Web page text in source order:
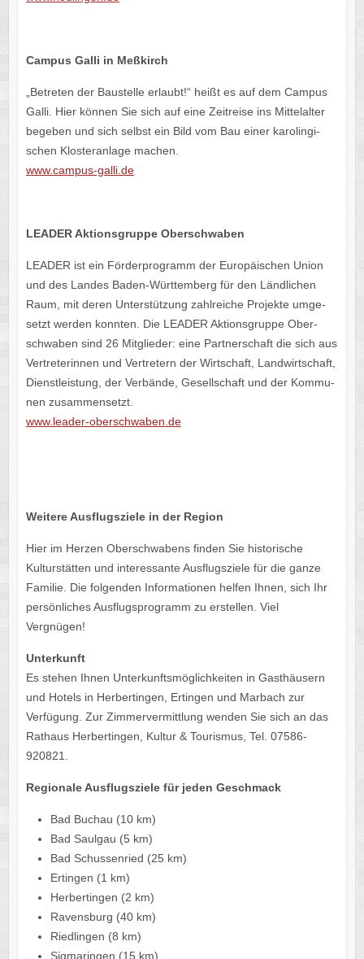
Campus Galli in Meßkirch
„Betre­ten der Baustelle erlaubt!“ heißt es auf dem Campus
Galli. Hier können Sie sich auf eine Zeit­reise ins Mittel­al­ter
bege­ben und sich selbst ein Bild vom Bau einer karo­lin­gi­
schen Klos­ter­an­lage machen.
www​.campus​-galli​.de
LEADER Akti­ons­gruppe Oberschwaben
LEADER ist ein Förder­pro­gramm der Euro­päi­schen Union
und des Landes Baden-Würt­tem­berg für den Länd­li­chen
Raum, mit deren Unter­stüt­zung zahl­rei­che Projekte umge­
setzt werden konn­ten. Die LEADER Akti­ons­gruppe Ober­
schwa­ben sind 26 Mitglie­der: eine Part­ner­schaft die sich aus
Vertre­te­rin­nen und Vertre­tern der Wirt­schaft, Land­wirt­schaft,
Dienst­leis­tung, der Verbände, Gesell­schaft und der Kommu­
nen zusammensetzt.
www​.leader​-ober​schwa​ben​.de
Weitere Ausflugs­ziele in der Region
Hier im Herzen Ober­schwa­bens finden Sie histo­ri­sche
Kultur­stät­ten und inter­es­sante Ausflugs­ziele für die ganze
Fami­lie. Die folgen­den Infor­ma­tio­nen helfen Ihnen, sich Ihr
persön­li­ches Ausflugs­pro­gramm zu erstel­len. Viel
Vergnügen!
Unter­kunft
Es stehen Ihnen Unter­kunfts­mög­lich­kei­ten in Gast­häu­sern
und Hotels in Herber­tin­gen, Ertin­gen und Marbach zur
Verfü­gung. Zur Zimmer­ver­mitt­lung wenden Sie sich an das
Rathaus Herber­tin­gen, Kultur & Touris­mus, Tel. 07586-
920821.
Regio­nale Ausflugs­ziele für jeden Geschmack
Bad Buchau (10 km)
Bad Saul­gau (5 km)
Bad Schus­sen­ried (25 km)
Ertin­gen (1 km)
Herber­tin­gen (2 km)
Ravens­burg (40 km)
Ried­lin­gen (8 km)
Sigma­rin­gen (15 km)